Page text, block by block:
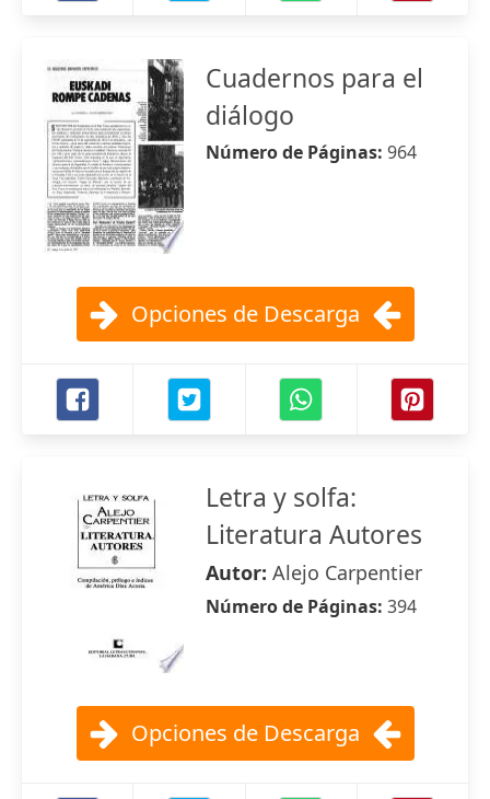
Cuadernos para el
diálogo
Número de Páginas: 964
Opciones de Descarga
Letra y solfa:
Literatura Autores
Autor: Alejo Carpentier
Número de Páginas: 394
Opciones de Descarga